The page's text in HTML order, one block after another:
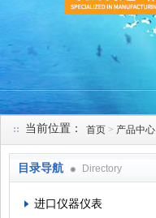
当前位置： 首页 > 产品中心
目录导航 Directory
进口仪器仪表